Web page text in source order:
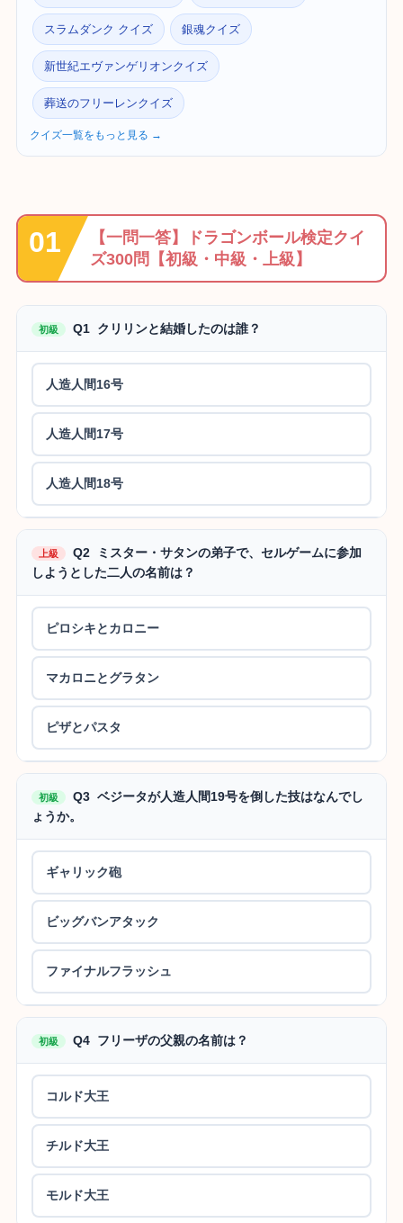
スラムダンク クイズ 銀魂クイズ
新世紀エヴァンゲリオンクイズ
葬送のフリーレンクイズ
クイズ一覧をもっと見る →
【一問一答】ドラゴンボール検定クイ
ズ300問【初級・中級・上級】
初級 Q1 クリリンと結婚したのは誰？
人造人間16号
人造人間17号
人造人間18号
上級
Q2 ミスター・サタンの弟子で、セルゲームに参加
しようとした二人の名前は？
ピロシキとカロニー
マカロニとグラタン
ピザとパスタ
初級
Q3 ベジータが人造人間19号を倒した技はなんでし
ょうか。
ギャリック砲
ビッグバンアタック
ファイナルフラッシュ
初級 Q4 フリーザの父親の名前は？
コルド大王
チルド大王
モルド大王